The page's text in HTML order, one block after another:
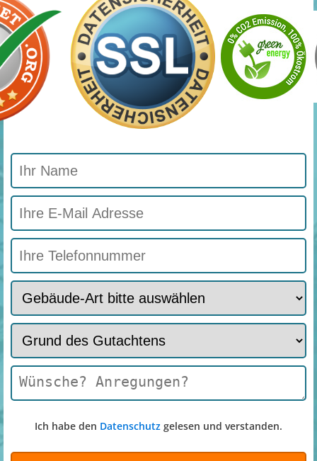
Ich habe den Datenschutz gelesen und verstanden.